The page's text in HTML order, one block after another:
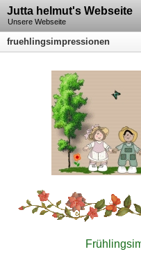
Jutta helmut's Webseite
Unsere Webseite
fruehlingsimpressionen